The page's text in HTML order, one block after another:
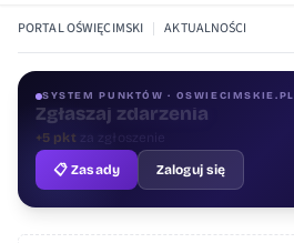
PORTAL OŚWIĘCIMSKI | AKTUALNOŚCI
SYSTEM PUNKTÓW · OSWIECIMSKIE.PL
Oceniaj treści
+1 pktza ocenę
📋 Zasady
Zaloguj się